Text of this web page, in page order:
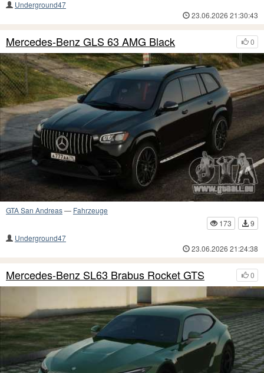
Underground47
23.06.2026 21:30:43
0
Mercedes-Benz GLS 63 AMG Black
GTA San Andreas— Fahrzeuge
173
9
Underground47
23.06.2026 21:24:38
0
Mercedes-Benz SL63 Brabus Rocket GTS